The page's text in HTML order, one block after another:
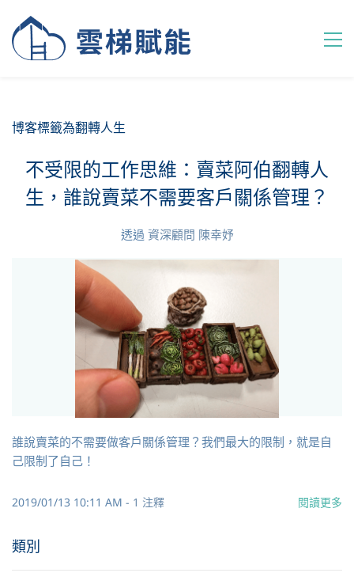
博客標籤為翻轉人生
不受限的工作思維：賣菜阿伯翻轉人
生，誰說賣菜不需要客戶關係管理？
透過 資深顧問 陳幸妤
誰說賣菜的不需要做客戶關係管理？我們最大的限制，就是自
己限制了自己！
2019/01/13 10:11 AM - 1 注釋 閱讀更多
類別